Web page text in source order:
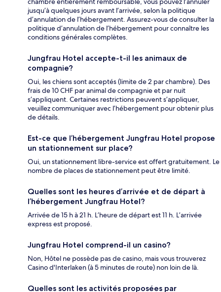
jusqu’à quelques jours avant l’arrivée, selon la politique
d’annulation de l’hébergement. Assurez-vous de consulter la
politique d’annulation de l’hébergement pour connaître les
conditions générales complètes.
Jungfrau Hotel accepte-t-il les animaux de
compagnie?
Oui, les chiens sont acceptés (limite de 2 par chambre). Des
frais de 10 CHF par animal de compagnie et par nuit
s’appliquent. Certaines restrictions peuvent s’appliquer,
veuillez communiquer avec l’hébergement pour obtenir plus
de détails.
Est-ce que l’hébergement Jungfrau Hotel propose
un stationnement sur place?
Oui, un stationnement libre-service est offert gratuitement. Le
nombre de places de stationnement peut être limité.
Quelles sont les heures d’arrivée et de départ à
l’hébergement Jungfrau Hotel?
Arrivée de 15 h à 21 h. L’heure de départ est 11 h. L’arrivée
express est proposé.
Jungfrau Hotel comprend-il un casino?
Non, Hôtel ne possède pas de casino, mais vous trouverez
Casino d'Interlaken (à 5 minutes de route) non loin de là.
Quelles sont les activités proposées par